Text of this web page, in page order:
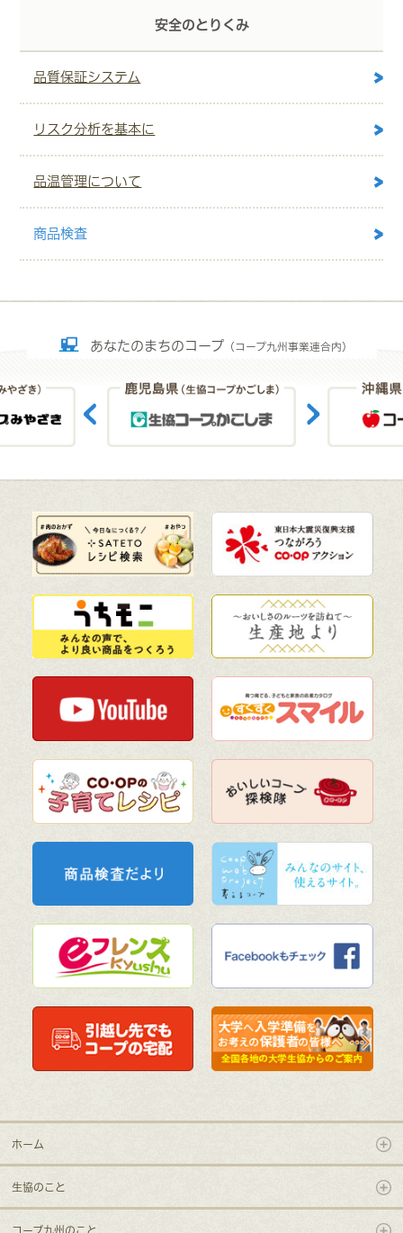
安全のとりくみ
品質保証システム
リスク分析を基本に
品温管理について
商品検査
あなたのまちのコープ （コープ九州事業連合内）
ホーム
生協のこと
コープ九州のこと